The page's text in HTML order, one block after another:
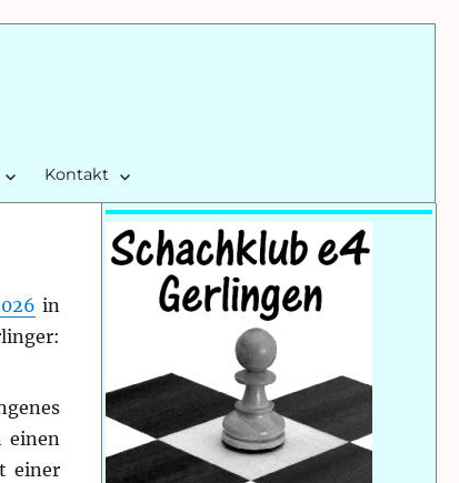
Kontakt
in
einen
einer